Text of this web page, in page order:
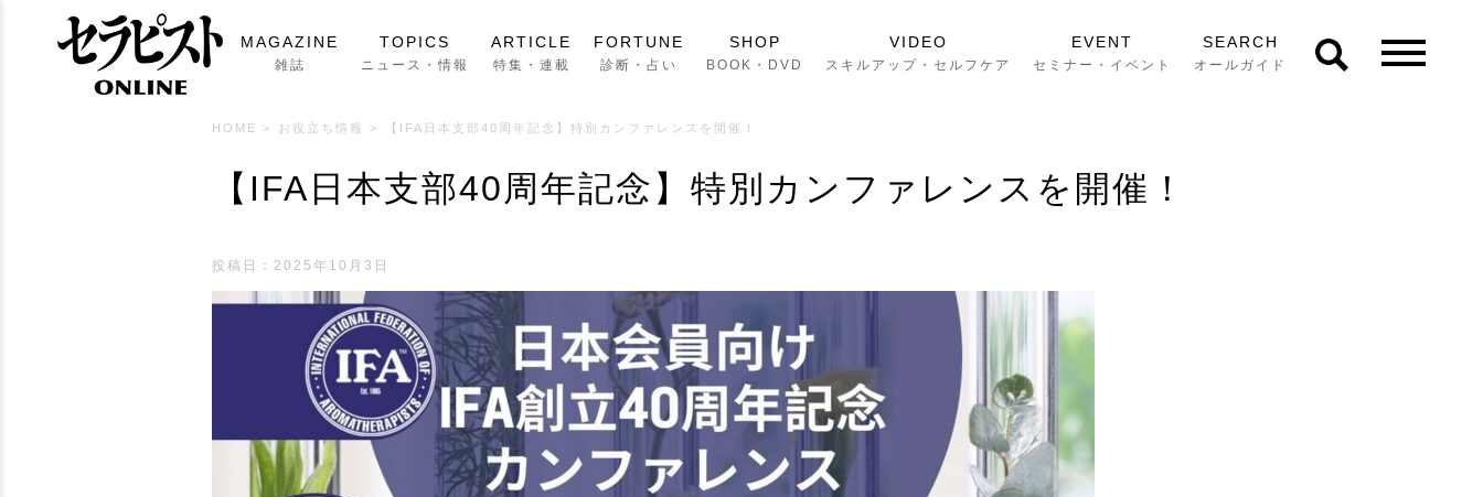
MAGAZINE
雑誌
TOPICS
ニュース・情報
ARTICLE
特集・連載
FORTUNE
診断・占い
SHOP
BOOK・DVD
VIDEO
スキルアップ・セルフケア
EVENT
セミナー・イベント
SEARCH
オールガイド
HOME > お役立ち情報 > 【IFA日本支部40周年記念】特別カンファレンスを開催！
【IFA日本支部40周年記念】特別カンファレンスを開催！
投稿日： 2025年10月3日